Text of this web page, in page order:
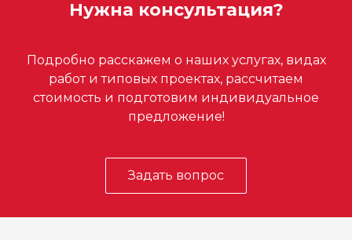
Нужна консультация?
Подробно расскажем о наших услугах, видах
работ и типовых проектах, рассчитаем
стоимость и подготовим индивидуальное
предложение!
Задать вопрос